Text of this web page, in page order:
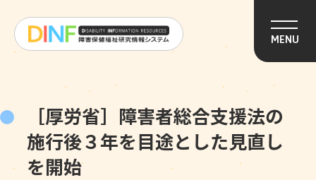
MENU
［厚労省］障害者総合支援法の
施行後３年を目途とした見直し
を開始